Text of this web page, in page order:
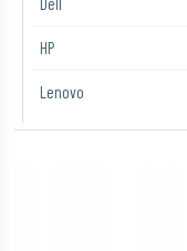
HP
Lenovo